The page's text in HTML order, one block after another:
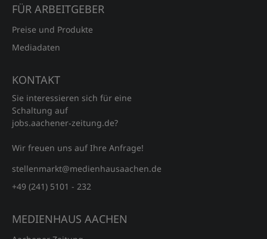
FÜR ARBEITGEBER
Preise und Produkte
Mediadaten
KONTAKT
Sie interessieren sich für eine
Schaltung auf
jobs.aachener‑zeitung.de?
Wir freuen uns auf Ihre Anfrage!
stellenmarkt@medienhausaachen.de
+49 (241) 5101 - 232
MEDIENHAUS AACHEN